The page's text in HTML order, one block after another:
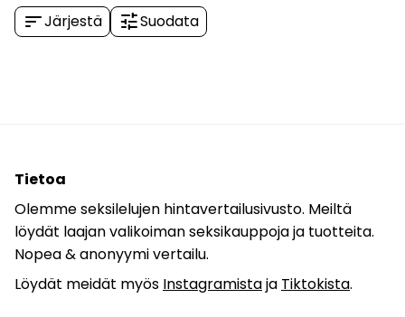
sortJärjestä tuneSuodata
Tietoa
Olemme seksilelujen hintavertailusivusto. Meiltä
löydät laajan valikoiman seksikauppoja ja tuotteita.
Nopea & anonyymi vertailu.
Löydät meidät myös Instagramistaja Tiktokista.